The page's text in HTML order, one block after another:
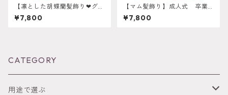
【凛とした胡蝶蘭髪飾り❤︎グリ
ーン】振袖 成人式 ヘアド
レス ヘアパーツ プリザー
¥7,800
【マム髪飾り】成人式 卒業
式 結婚式 k-0082
¥7,800
CATEGORY
用途で選ぶ